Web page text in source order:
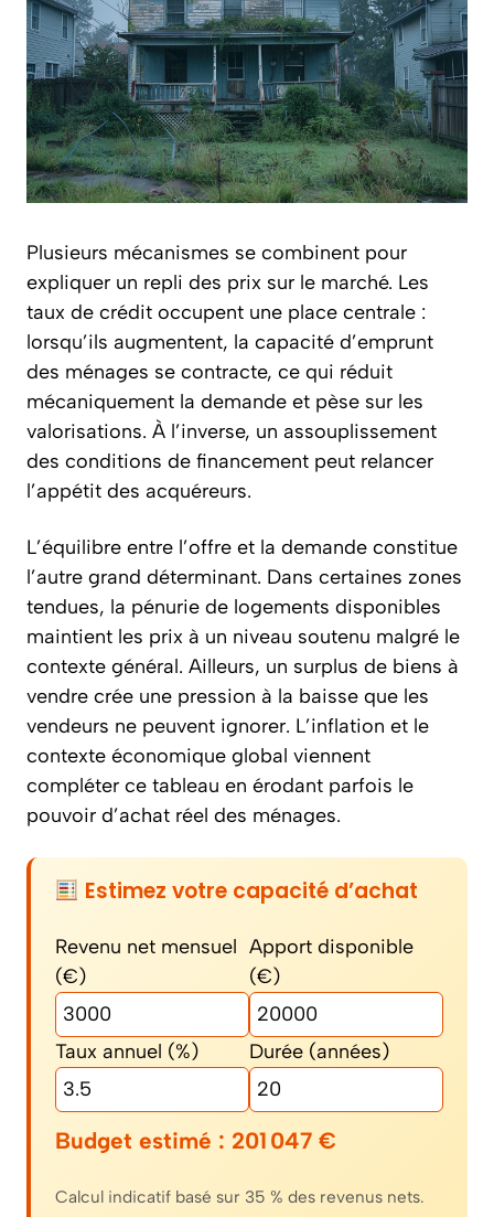
Plusieurs mécanismes se combinent pour
expliquer un repli des prix sur le marché. Les
taux de crédit occupent une place centrale :
lorsqu’ils augmentent, la capacité d’emprunt
des ménages se contracte, ce qui réduit
mécaniquement la demande et pèse sur les
valorisations. À l’inverse, un assouplissement
des conditions de financement peut relancer
l’appétit des acquéreurs.
L’équilibre entre l’offre et la demande constitue
l’autre grand déterminant. Dans certaines zones
tendues, la pénurie de logements disponibles
maintient les prix à un niveau soutenu malgré le
contexte général. Ailleurs, un surplus de biens à
vendre crée une pression à la baisse que les
vendeurs ne peuvent ignorer. L’inflation et le
contexte économique global viennent
compléter ce tableau en érodant parfois le
pouvoir d’achat réel des ménages.
Estimez votre capacité d’achat
Revenu net mensuel
(€)
Apport disponible
(€)
Taux annuel (%) Durée (années)
Budget estimé : 201 047 €
Calcul indicatif basé sur 35 % des revenus nets.